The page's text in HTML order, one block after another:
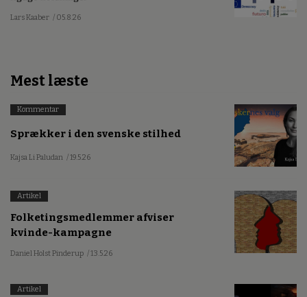
Lars Kaaber / 05.8.26
Mest læste
Kommentar
Sprækker i den svenske stilhed
Kajsa Li Paludan / 19.5.26
Artikel
Folketingsmedlemmer afviser
kvinde-kampagne
Daniel Holst Pinderup / 13.5.26
Artikel